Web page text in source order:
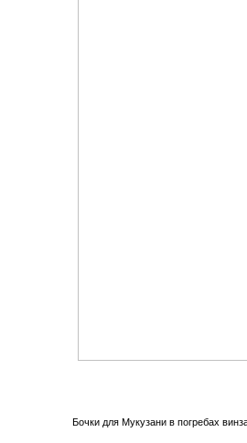
Бочки для Мукузани в погребах